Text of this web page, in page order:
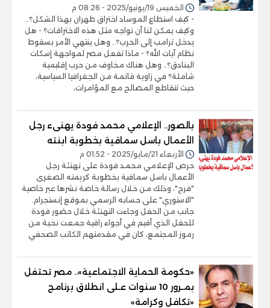
الخميس 19/يونيو/2025 - 08:26 م
- كيف استطاع الموساد اختراق طهران بهذا الشكل؟..
وكيف يمكن لنا أن نواجه مثل هذه الاختراقات؟ - هل
يدخل ترامب إلى الحرب؟.. وهل ينتهي الأمر بسقوط
نظام آيات الله؟ - ماذا تفعل مصر لمواجهة إسكات
البنادق؟.. وهل هناك مخاوف من حرب إقليمية
شاملة؟ في زاوية قاتمة من الجغرافيا السياسية،
حيث تتقاطع المصالح مع المؤامرات،
بالصور.. الإعلامي محمد فودة يهنىء رجل
الأعمال باسل سماقية بخطوبة ابنته
الأربعاء 21/مايو/2025 - 01:52 م
حرص الإعلامي محمد فودة على تهنئة رجل
الأعمال باسل سماقية بخطوبة كريمته الصغرى
"فرح"، وذلك من خلال رسالة خاصة نشرها عبر خاصية
"الاستوري" على حسابه الرسمي بموقع إنستجرام.
جانب من الحفل وجاءت التهنئة خلال حضور فودة
للحفل الذي أقيم في أجواء راقية جمعت نخبة من
رموز المجتمع، كان في مقدمتهم الكاتب الصحفي
«حكومة الحماية الاجتماعية».. مصر تحتفل
بمـرور 10 سنوات عـلى انطلاق برنامج
«تكافل وكرامة»